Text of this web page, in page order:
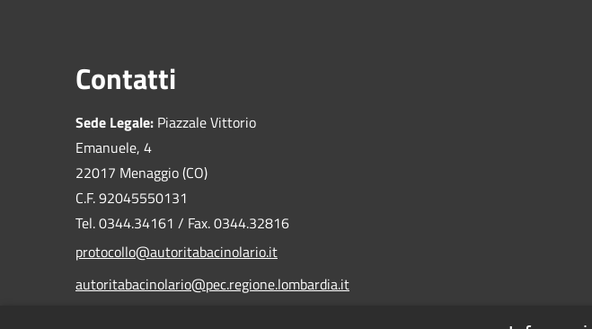
Contatti
Sede Legale: Piazzale Vittorio
Emanuele, 4
22017 Menaggio (CO)
C.F. 92045550131
Tel. 0344.34161 / Fax. 0344.32816
protocollo@autoritabacinolario.it
autoritabacinolario@pec.regione.lombardia.it